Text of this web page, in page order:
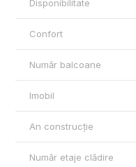
Contactați ImoWest
Disponibilitate
Confort
Număr balcoane
Imobil
An construcție
Număr etaje clădire